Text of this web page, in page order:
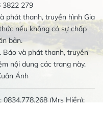
3822 279
phát thanh, truyền hình Gia
nếu không có sự chấp
bản.
Báo và phát thanh, truyền
nội dung các trang này.
Ánh
(Mrs Hiền);